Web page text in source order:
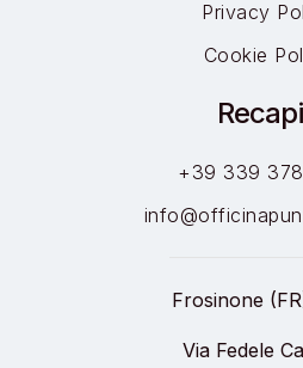
Privacy
Cookie
+39 339
Frosinone
Via Fedele